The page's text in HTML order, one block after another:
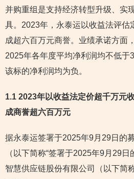
并购重组是支持经济转型升级、实
具。2023年，永泰运以收益法评估
成超六百万元商誉。业绩承诺方面
2025年各年度平均净利润均不低于
该标的净利润均为负。
1.1 2023年以收益法定价超千万元
成商誉超六百万元
据永泰运签署于2025年9月29日的
（以下简称“签署于2025年9月29
智慧供应链股份有限公司（以下简